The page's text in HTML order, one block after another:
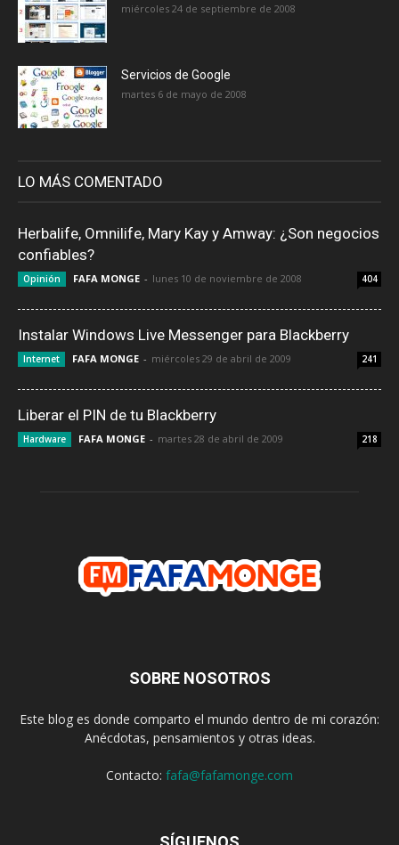
miércoles 24 de septiembre de 2008
Servicios de Google
martes 6 de mayo de 2008
LO MÁS COMENTADO
Herbalife, Omnilife, Mary Kay y Amway: ¿Son negocios
confiables?
Opinión FAFA MONGE - lunes 10 de noviembre de 2008 404
Instalar Windows Live Messenger para Blackberry
Internet FAFA MONGE - miércoles 29 de abril de 2009 241
Liberar el PIN de tu Blackberry
Hardware FAFA MONGE - martes 28 de abril de 2009 218
SOBRE NOSOTROS
Este blog es donde comparto el mundo dentro de mi corazón:
Anécdotas, pensamientos y otras ideas.
Contacto: fafa@fafamonge.com